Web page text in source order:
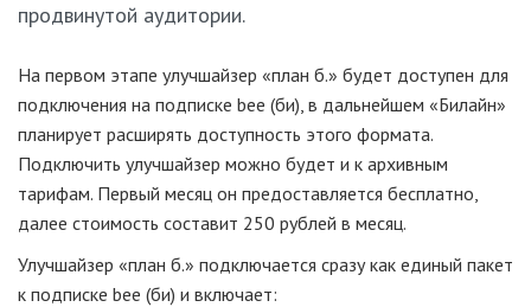
продвинутой аудитории.
На первом этапе улучшайзер «план б.» будет доступен для
подключения на подписке bee (би), в дальнейшем «Билайн»
планирует расширять доступность этого формата.
Подключить улучшайзер можно будет и к архивным
тарифам. Первый месяц он предоставляется бесплатно,
далее стоимость составит 250 рублей в месяц.
Улучшайзер «план б.» подключается сразу как единый пакет
к подписке bee (би) и включает: